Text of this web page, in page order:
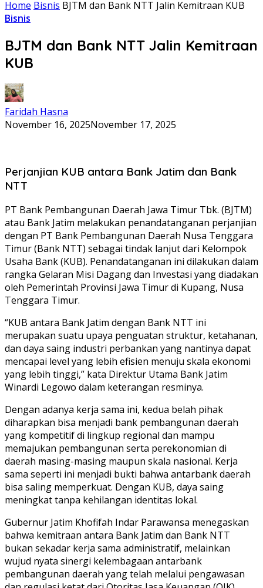
Home Bisnis BJTM dan Bank NTT Jalin Kemitraan KUB
Bisnis
BJTM dan Bank NTT Jalin Kemitraan
KUB
Faridah Hasna
November 16, 2025November 17, 2025
Perjanjian KUB antara Bank Jatim dan Bank
NTT
PT Bank Pembangunan Daerah Jawa Timur Tbk. (BJTM)
atau Bank Jatim melakukan penandatanganan perjanjian
dengan PT Bank Pembangunan Daerah Nusa Tenggara
Timur (Bank NTT) sebagai tindak lanjut dari Kelompok
Usaha Bank (KUB). Penandatanganan ini dilakukan dalam
rangka Gelaran Misi Dagang dan Investasi yang diadakan
oleh Pemerintah Provinsi Jawa Timur di Kupang, Nusa
Tenggara Timur.
“KUB antara Bank Jatim dengan Bank NTT ini
merupakan suatu upaya penguatan struktur, ketahanan,
dan daya saing industri perbankan yang nantinya dapat
mencapai level yang lebih efisien menuju skala ekonomi
yang lebih tinggi,” kata Direktur Utama Bank Jatim
Winardi Legowo dalam keterangan resminya.
Dengan adanya kerja sama ini, kedua belah pihak
diharapkan bisa menjadi bank pembangunan daerah
yang kompetitif di lingkup regional dan mampu
memajukan pembangunan serta perekonomian di
daerah masing-masing maupun skala nasional. Kerja
sama seperti ini menjadi bukti bahwa antarbank daerah
bisa saling memperkuat. Dengan KUB, daya saing
meningkat tanpa kehilangan identitas lokal.
Gubernur Jatim Khofifah Indar Parawansa menegaskan
bahwa kemitraan antara Bank Jatim dan Bank NTT
bukan sekadar kerja sama administratif, melainkan
wujud nyata sinergi kelembagaan antarbank
pembangunan daerah yang telah melalui pengawasan